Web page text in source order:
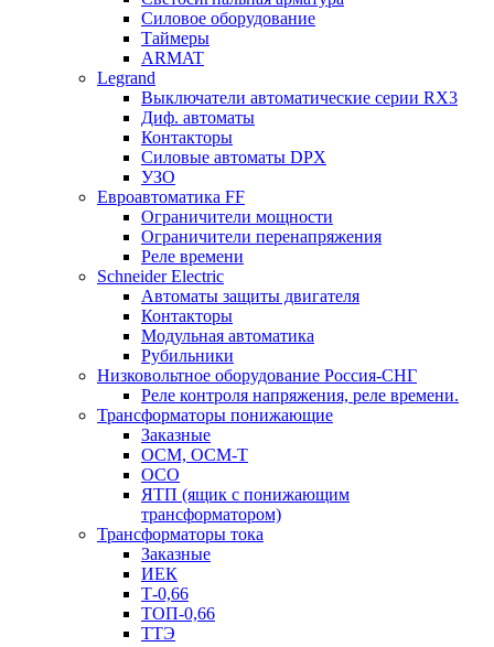
Силовое оборудование
Таймеры
ARMAT
Legrand
Выключатели автоматические серии RX3
Диф. автоматы
Контакторы
Силовые автоматы DPX
УЗО
Евроавтоматика FF
Ограничители мощности
Ограничители перенапряжения
Реле времени
Schneider Electric
Автоматы защиты двигателя
Контакторы
Модульная автоматика
Рубильники
Низковольтное оборудование Россия-СНГ
Реле контроля напряжения, реле времени.
Трансформаторы понижающие
Заказные
ОСМ, ОСМ-Т
ОСО
ЯТП (ящик с понижающим
трансформатором)
Трансформаторы тока
Заказные
ИЕК
Т-0,66
ТОП-0,66
ТТЭ